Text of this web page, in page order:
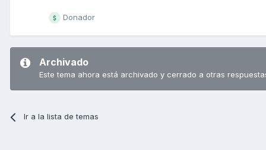
Donador
Archivado
Este tema ahora está archivado y cerrado a otras
Ir a la lista de temas